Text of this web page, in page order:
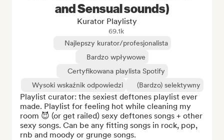
and Sensual sounds)
Kurator Playlisty
69.1k
Najlepszy kurator/profesjonalista
Bardzo wpływowe
Certyfikowana playlista Spotify
Wysoki wskaźnik odpowiedzi
(Bardzo) selektywny
Playlist curator: the sexiest deftones playlist ever
made. Playlist for feeling hot while cleaning my
room 😈 (or get railed) sexy deftones songs + other
sexy songs. Can be any fitting songs in rock, pop,
rnb and moody or grunge songs.